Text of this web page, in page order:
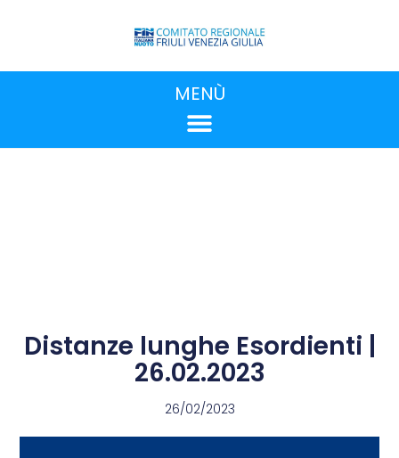
MENÙ
Distanze lunghe Esordienti |
26.02.2023
26/02/2023